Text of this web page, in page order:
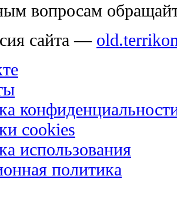
вопросам
сайта —
cookies
использования
политика